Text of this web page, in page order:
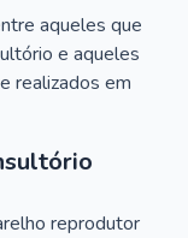
aqueles que
e aqueles
realizados em
reprodutor